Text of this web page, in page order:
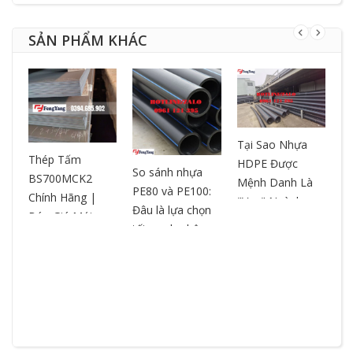
SẢN PHẨM KHÁC
Thép Tấm
BS700MCK2
Chính Hãng |
Báo Giá Mới
So sánh nhựa
PE80 và PE100:
Đâu là lựa chọn
tối ưu cho hệ
Tại Sao Nhựa
HDPE Được
Mệnh Danh Là
"Vua" Ngành